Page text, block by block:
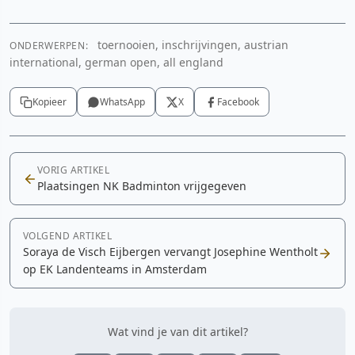
ONDERWERPEN:
toernooien, inschrijvingen, austrian
international, german open, all england
Kopieer WhatsApp X Facebook
VORIG ARTIKEL
Plaatsingen NK Badminton vrijgegeven
VOLGEND ARTIKEL
Soraya de Visch Eijbergen vervangt Josephine Wentholt
op EK Landenteams in Amsterdam
Wat vind je van dit artikel?